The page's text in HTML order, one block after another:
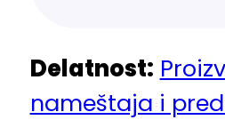
Delatnost:
nameštaja i